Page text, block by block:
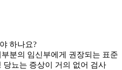
하나요?
분의 임신부에게 권장되는 표준
당뇨는 증상이 거의 없어 검사